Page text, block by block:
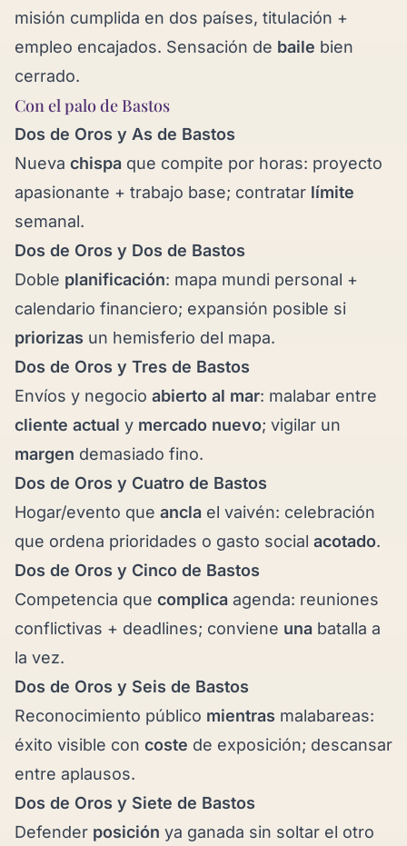
misión cumplida en dos países, titulación +
empleo encajados. Sensación de baile bien
cerrado.
Con el palo de Bastos
Dos de Oros y As de Bastos
Nueva chispa que compite por horas: proyecto
apasionante + trabajo base; contratar límite
semanal.
Dos de Oros y Dos de Bastos
Doble planificación: mapa mundi personal +
calendario financiero; expansión posible si
priorizas un hemisferio del mapa.
Dos de Oros y Tres de Bastos
Envíos y negocio abierto al mar: malabar entre
cliente actual y mercado nuevo; vigilar un
margen demasiado fino.
Dos de Oros y Cuatro de Bastos
Hogar/evento que ancla el vaivén: celebración
que ordena prioridades o gasto social acotado.
Dos de Oros y Cinco de Bastos
Competencia que complica agenda: reuniones
conflictivas + deadlines; conviene una batalla a
la vez.
Dos de Oros y Seis de Bastos
Reconocimiento público mientras malabareas:
éxito visible con coste de exposición; descansar
entre aplausos.
Dos de Oros y Siete de Bastos
Defender posición ya ganada sin soltar el otro